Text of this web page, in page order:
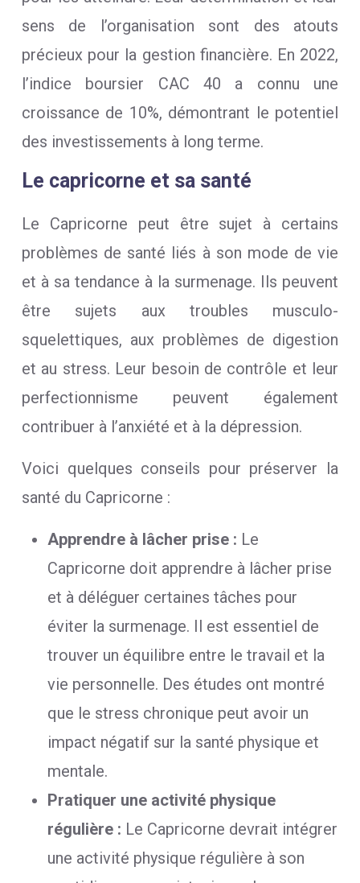
sens de l’organisation sont des atouts
précieux pour la gestion financière. En 2022,
l’indice boursier CAC 40 a connu une
croissance de 10%, démontrant le potentiel
des investissements à long terme.
Le capricorne et sa santé
Le Capricorne peut être sujet à certains
problèmes de santé liés à son mode de vie
et à sa tendance à la surmenage. Ils peuvent
être sujets aux troubles musculo-
squelettiques, aux problèmes de digestion
et au stress. Leur besoin de contrôle et leur
perfectionnisme peuvent également
contribuer à l’anxiété et à la dépression.
Voici quelques conseils pour préserver la
santé du Capricorne :
Apprendre à lâcher prise : Le
Capricorne doit apprendre à lâcher prise
et à déléguer certaines tâches pour
éviter la surmenage. Il est essentiel de
trouver un équilibre entre le travail et la
vie personnelle. Des études ont montré
que le stress chronique peut avoir un
impact négatif sur la santé physique et
mentale.
Pratiquer une activité physique
régulière : Le Capricorne devrait intégrer
une activité physique régulière à son